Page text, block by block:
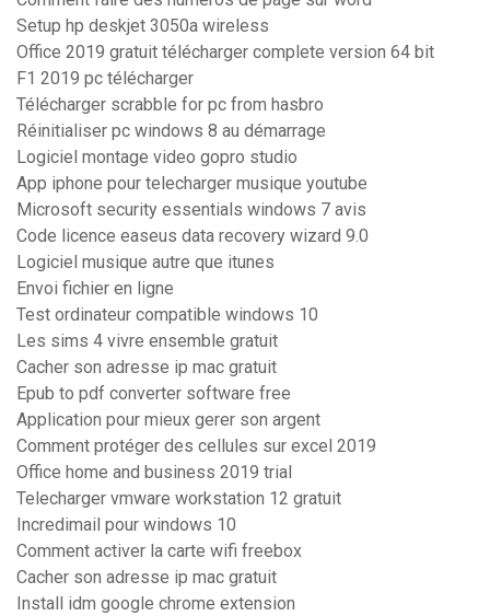
Setup hp deskjet 3050a wireless
Office 2019 gratuit télécharger complete version 64 bit
F1 2019 pc télécharger
Télécharger scrabble for pc from hasbro
Réinitialiser pc windows 8 au démarrage
Logiciel montage video gopro studio
App iphone pour telecharger musique youtube
Microsoft security essentials windows 7 avis
Code licence easeus data recovery wizard 9.0
Logiciel musique autre que itunes
Envoi fichier en ligne
Test ordinateur compatible windows 10
Les sims 4 vivre ensemble gratuit
Cacher son adresse ip mac gratuit
Epub to pdf converter software free
Application pour mieux gerer son argent
Comment protéger des cellules sur excel 2019
Office home and business 2019 trial
Telecharger vmware workstation 12 gratuit
Incredimail pour windows 10
Comment activer la carte wifi freebox
Cacher son adresse ip mac gratuit
Install idm google chrome extension